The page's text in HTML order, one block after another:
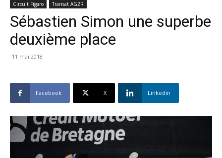
Circuit Figaro Transat AG2R
Sébastien Simon une superbe
deuxième place
11 mai 2018
Facebook X Linkedin